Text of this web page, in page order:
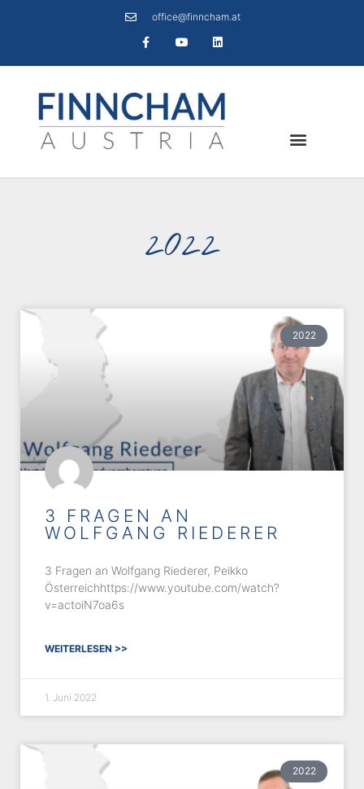
office@finncham.at
2022
2022
3 FRAGEN AN
WOLFGANG RIEDERER
3 Fragen an Wolfgang Riederer, Peikko
Österreichhttps://www.youtube.com/watch?
v=actoiN7oa6s
WEITERLESEN >>
1. Juni 2022
2022